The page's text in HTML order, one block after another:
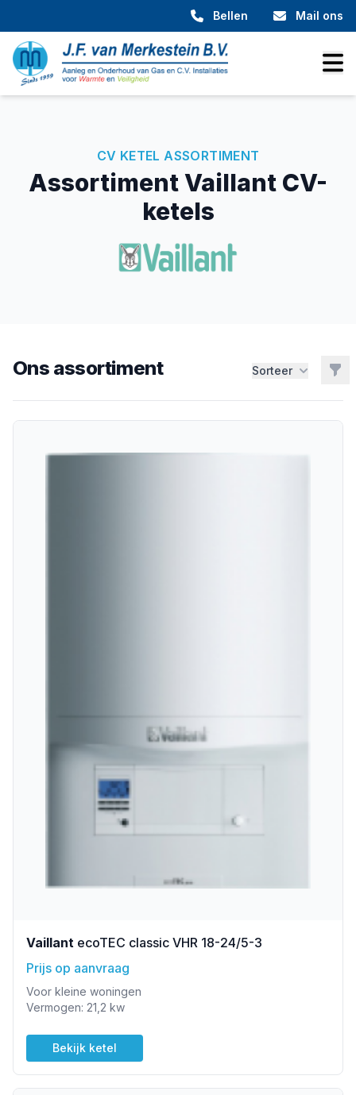
Bellen Mail ons
CV KETEL ASSORTIMENT
Assortiment Vaillant CV-
ketels
Ons assortiment Sorteer
CV Ketels
Ketels
Vaillant ecoTEC classic VHR 18-24/5-3
Prijs op aanvraag
Voor kleine woningen
Vermogen: 21,2 kw
Bekijk ketel